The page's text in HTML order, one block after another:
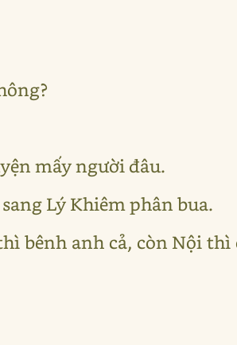
mấy người đâu.
Lý Khiêm phân bua.
bênh anh cả, còn Nội